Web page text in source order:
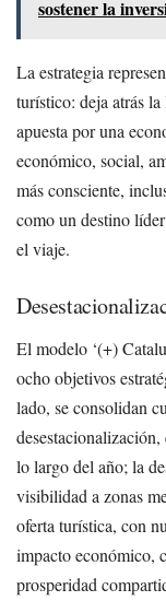
sostener la
La estrategia
turístico: deja atrás
apuesta por una
económico, social,
más consciente,
como un destino
el viaje.
El modelo ‘(+)
ocho objetivos
lado, se consolidan
lo largo del año; la
visibilidad a zonas
oferta turística, con
impacto económico,
prosperidad